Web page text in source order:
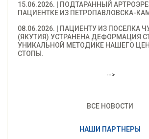
15.06.2026. | ПОДТАРАННЫЙ
ПАЦИЕНТКЕ ИЗ ПЕТРОПАВЛОВСКА-
08.06.2026. | ПАЦИЕНТУ ИЗ ПОСЕЛКА
(ЯКУТИЯ) УСТРАНЕНА ДЕФОРМАЦИЯ
УНИКАЛЬНОЙ МЕТОДИКЕ НАШЕГО
СТОПЫ.
-->
ВСЕ НОВОСТИ
НАШИ ПАРТНЕРЫ